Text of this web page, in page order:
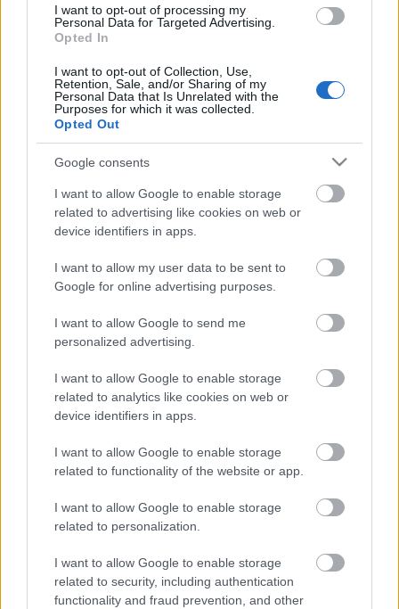
I want to opt-out of processing my
Personal Data for Targeted Advertising.
Opted In
I want to opt-out of Collection, Use,
Retention, Sale, and/or Sharing of my
Personal Data that Is Unrelated with the
Purposes for which it was collected.
Opted Out
Google consents
I want to allow Google to enable storage
related to advertising like cookies on web or
device identifiers in apps.
I want to allow my user data to be sent to
Google for online advertising purposes.
I want to allow Google to send me
personalized advertising.
I want to allow Google to enable storage
related to analytics like cookies on web or
device identifiers in apps.
I want to allow Google to enable storage
related to functionality of the website or app.
I want to allow Google to enable storage
related to personalization.
I want to allow Google to enable storage
related to security, including authentication
functionality and fraud prevention, and other
EN DEĞERLI TOP 5
26.940.000
Mason Greenwood
Paul Onuachu 20.680.000
20.620.000
PUAN BAZINDA TOP 5
Mason Greenwood
Orkun Kökçü
Eldor Shomurodov